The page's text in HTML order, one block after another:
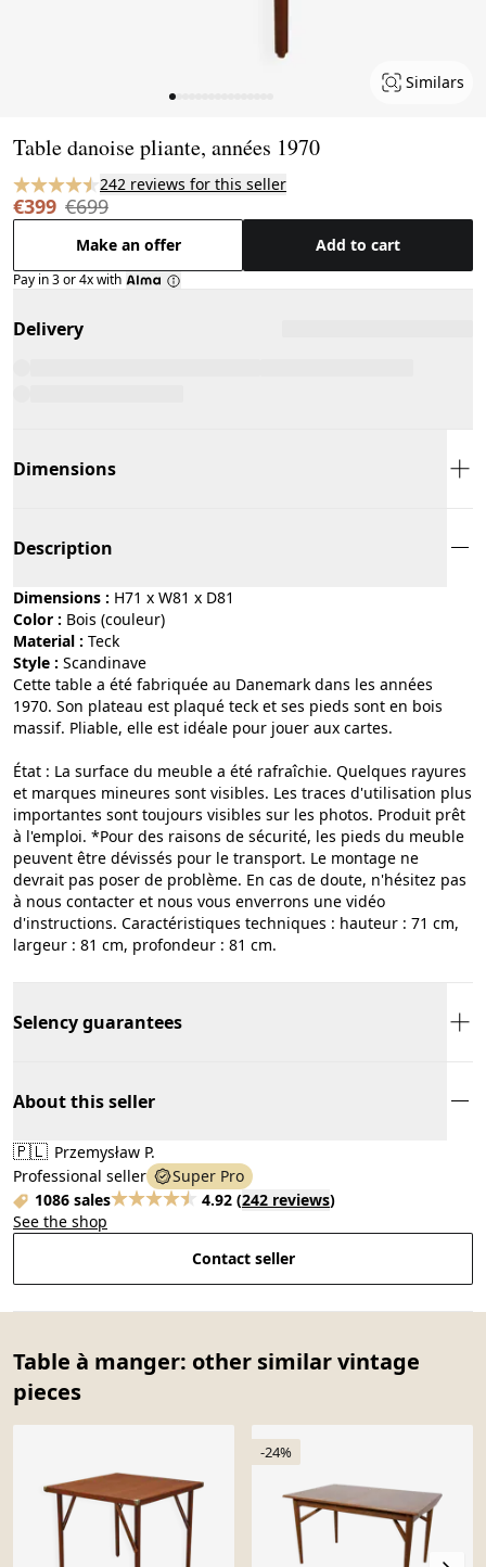
Similars
Table danoise pliante, années 1970
242 reviews for this seller
€399 €699
Make an offer Add to cart
Pay in 3 or 4x with
Delivery
Dimensions
Description
Dimensions : H71 x W81 x D81
Color :
bois (couleur)
Material :
teck
Style :
scandinave
Cette table a été fabriquée au Danemark dans les années
1970. Son plateau est plaqué teck et ses pieds sont en bois
massif. Pliable, elle est idéale pour jouer aux cartes.
État : La surface du meuble a été rafraîchie. Quelques rayures
et marques mineures sont visibles. Les traces d'utilisation plus
importantes sont toujours visibles sur les photos. Produit prêt
à l'emploi. *Pour des raisons de sécurité, les pieds du meuble
peuvent être dévissés pour le transport. Le montage ne
devrait pas poser de problème. En cas de doute, n'hésitez pas
à nous contacter et nous vous enverrons une vidéo
d'instructions. Caractéristiques techniques : hauteur : 71 cm,
largeur : 81 cm, profondeur : 81 cm.
Selency guarantees
About this seller
🇵🇱 Przemysław P.
Professional seller
Super Pro
1086 sales
4.92 (242 reviews)
See the shop
Contact seller
Table à manger: other similar vintage
pieces
-24%